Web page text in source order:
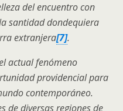
del encuentro con
santidad dondequiera
extranjera[7].
actual fenómeno
providencial para
contemporáneo.
de diversas regiones de